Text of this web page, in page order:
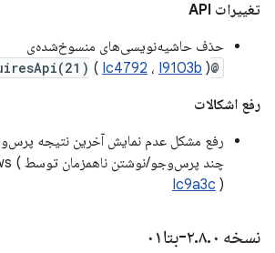
تغییرات API
حذف حاشیه‌نویسی‌های منسوخ‌شده‌ی
@RequiresApi(21)
( Ic4792 ، I9103b )
رفع اشکالات
رفع مشکل عدم نمایش آخرین نتیجه
چند پرس‌وجو/نوشتن ناهمزمان توسط Room Flows (
Ic9a3c )
نسخه ۲ .۸.۰-بتا۰۱